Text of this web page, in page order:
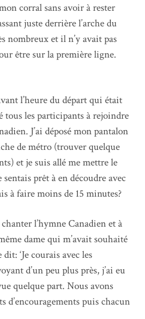
corral sans avoir à rester
juste derrière l’arche du
nombreux et il n’y avait pas
être sur la première ligne.
l’heure du départ qui était
tous les participants à rejoindre
J’ai déposé mon pantalon
de métro (trouver quelque
et je suis allé me mettre le
prêt à en découdre avec
à faire moins de 15 minutes?
l’hymne Canadien et à
dame qui m’avait souhaité
‘Je courais avec les
d’un peu plus près, j’ai eu
quelque part. Nous avons
d’encouragements puis chacun